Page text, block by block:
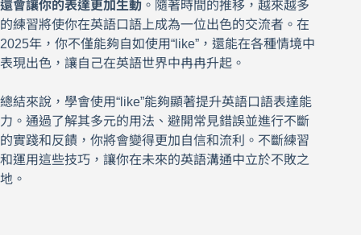
還會讓你的表達更加生動 。隨著時間的推移，越來越多
的練習將使你在英語口語上成為一位出色的交流者。在
2025年，你不僅能夠自如使用“like”，還能在各種情境中
表現出色，讓自己在英語世界中冉冉升起。
總結來說，學會使用“like”能夠顯著提升英語口語表達能
力。通過了解其多元的用法、避開常見錯誤並進行不斷
的實踐和反饋，你將會變得更加自信和流利。不斷練習
和運用這些技巧，讓你在未來的英語溝通中立於不敗之
地。